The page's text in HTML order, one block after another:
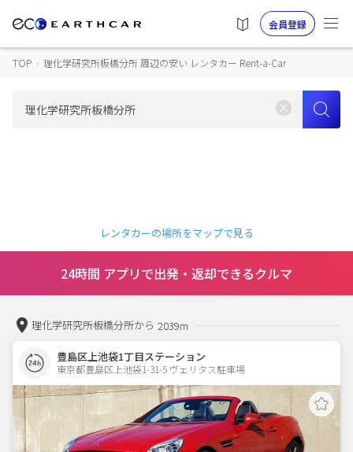
会員登録
TOP › 理化学研究所板橋分所 周辺の安い レンタカー Rent-a-Car
レンタカーの場所をマップで見る
24時間 アプリで出発・返却できるクルマ
理化学研究所板橋分所から 2039m
豊島区上池袋1丁目ステーション
東京都豊島区上池袋1-31-5 ヴェリタス駐車場